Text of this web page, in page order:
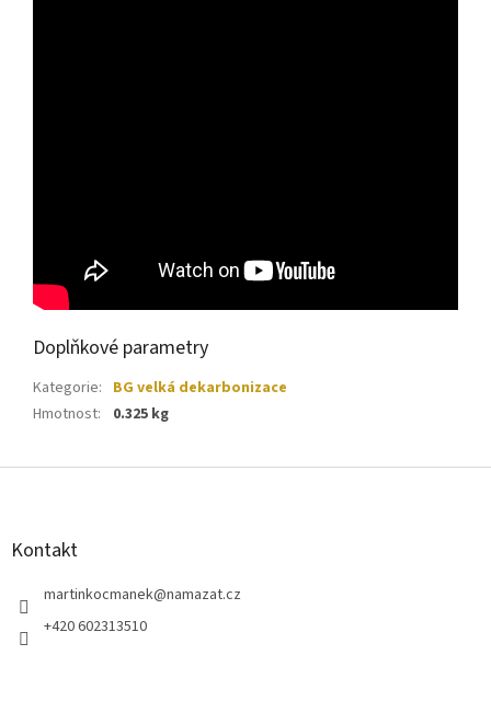
Doplňkové parametry
Kategorie: BG velká dekarbonizace
Hmotnost: 0.325 kg
Z
Kontakt
martinkocmanek@namazat.cz
+420 602313510